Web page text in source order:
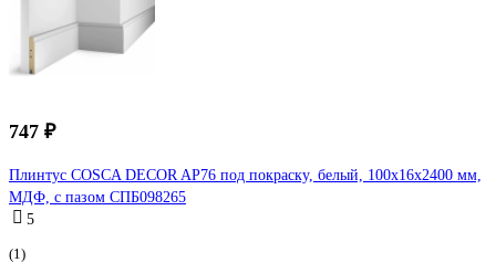
747 ₽
Плинтус COSCA DECOR AP76 под покраску, белый, 100x16x2400 мм,
МДФ, с пазом СПБ098265
5
(1)